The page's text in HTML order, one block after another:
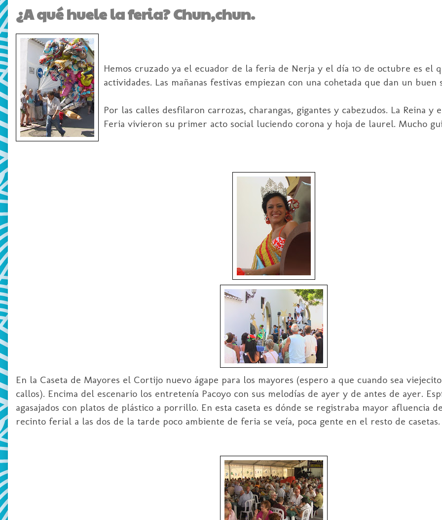
¿A qué huele la feria? Chun,chun.
Hemos cruzado ya el ecuador de la feria de Nerja y el día 10 de octubre es el
actividades. Las mañanas festivas empiezan con una cohetada que dan un buen
Por las calles desfilaron carrozas, charangas, gigantes y cabezudos. La Reina y
Feria vivieron su primer acto social luciendo corona y hoja de laurel. Mucho
En la Caseta de Mayores el Cortijo nuevo ágape para los mayores (espero a que cuando sea
callos). Encima del escenario los entretenía Pacoyo con sus melodías de ayer y de antes de ayer.
agasajados con platos de plástico a porrillo. En esta caseta es dónde se registraba mayor afluencia
recinto ferial a las dos de la tarde poco ambiente de feria se veía, poca gente en el resto de casetas.